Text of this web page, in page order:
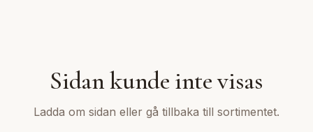
Sidan kunde inte visas
Ladda om sidan eller gå tillbaka till sortimentet.